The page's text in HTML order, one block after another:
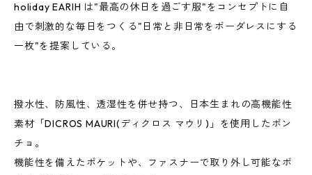
holiday EARIH は"最高の休日を過ごす服"をコンセプトに自
由で刺激的な毎日をつくる"日常と非日常をボーダレスにする
一枚"を提案している。
撥水性、防風性、透湿性を併せ持つ、日本生まれの高機能性
素材「DICROS MAURI(ディクロス マウリ)」を使用したポン
チョ。
機能性を備えたポケットや、ファスナーで取り外し可能なボ